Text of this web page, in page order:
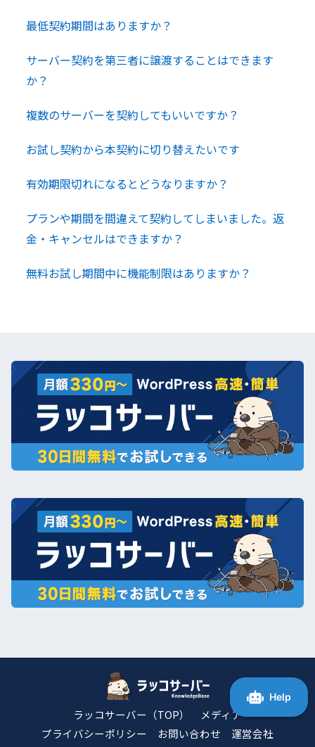
最低契約期間はありますか？
サーバー契約を第三者に譲渡することはできます
か？
複数のサーバーを契約してもいいですか？
お試し契約から本契約に切り替えたいです
有効期限切れになるとどうなりますか？
プランや期間を間違えて契約してしまいました。返
金・キャンセルはできますか？
無料お試し期間中に機能制限はありますか？
ラッコサーバー（TOP）
メディア
プライバシーポリシー
お問い合わせ 運営会社